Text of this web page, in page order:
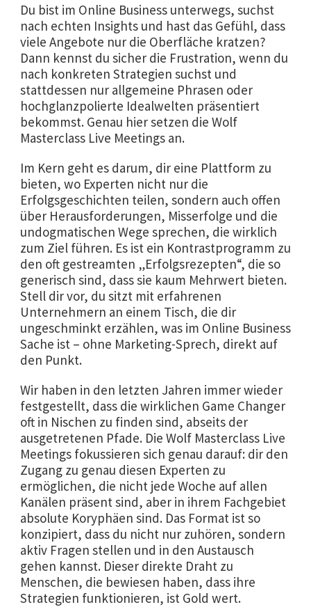
Du bist im Online Business unterwegs, suchst
nach echten Insights und hast das Gefühl, dass
viele Angebote nur die Oberfläche kratzen?
Dann kennst du sicher die Frustration, wenn du
nach konkreten Strategien suchst und
stattdessen nur allgemeine Phrasen oder
hochglanzpolierte Idealwelten präsentiert
bekommst. Genau hier setzen die Wolf
Masterclass Live Meetings an.
Im Kern geht es darum, dir eine Plattform zu
bieten, wo Experten nicht nur die
Erfolgsgeschichten teilen, sondern auch offen
über Herausforderungen, Misserfolge und die
undogmatischen Wege sprechen, die wirklich
zum Ziel führen. Es ist ein Kontrastprogramm zu
den oft gestreamten „Erfolgsrezepten“, die so
generisch sind, dass sie kaum Mehrwert bieten.
Stell dir vor, du sitzt mit erfahrenen
Unternehmern an einem Tisch, die dir
ungeschminkt erzählen, was im Online Business
Sache ist – ohne Marketing-Sprech, direkt auf
den Punkt.
Wir haben in den letzten Jahren immer wieder
festgestellt, dass die wirklichen Game Changer
oft in Nischen zu finden sind, abseits der
ausgetretenen Pfade. Die Wolf Masterclass Live
Meetings fokussieren sich genau darauf: dir den
Zugang zu genau diesen Experten zu
ermöglichen, die nicht jede Woche auf allen
Kanälen präsent sind, aber in ihrem Fachgebiet
absolute Koryphäen sind. Das Format ist so
konzipiert, dass du nicht nur zuhören, sondern
aktiv Fragen stellen und in den Austausch
gehen kannst. Dieser direkte Draht zu
Menschen, die bewiesen haben, dass ihre
Strategien funktionieren, ist Gold wert.